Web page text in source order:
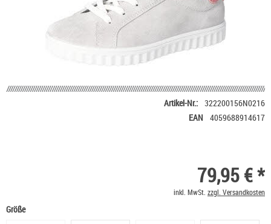
Artikel-Nr.: 322200156N0216
EAN
4059688914617
79,95 € *
inkl. MwSt. zzgl. Versandkosten
Größe